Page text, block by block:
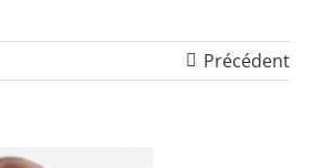
Précédent